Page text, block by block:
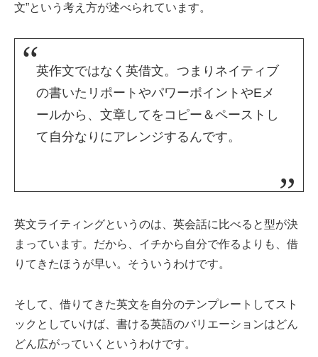
文”という考え方が述べられています。
英作文ではなく英借文。つまりネイティブ
の書いたリポートやパワーポイントやEメ
ールから、文章してをコピー＆ペーストし
て自分なりにアレンジするんです。
英文ライティングというのは、英会話に比べると型が決
まっています。だから、イチから自分で作るよりも、借
りてきたほうが早い。そういうわけです。
そして、借りてきた英文を自分のテンプレートしてスト
ックとしていけば、書ける英語のバリエーションはどん
どん広がっていくというわけです。